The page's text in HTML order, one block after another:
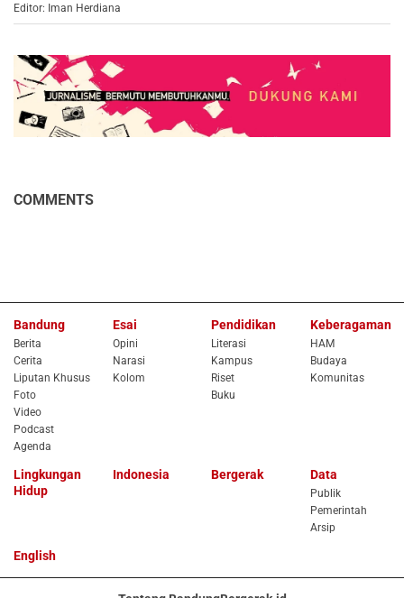
Editor: Iman Herdiana
COMMENTS
Bandung
Berita
Cerita
Liputan Khusus
Foto
Video
Podcast
Agenda
Esai
Opini
Narasi
Kolom
Pendidikan
Literasi
Kampus
Riset
Buku
Keberagaman
HAM
Budaya
Komunitas
Lingkungan
Hidup
Indonesia Bergerak Data
Publik
Pemerintah
Arsip
English